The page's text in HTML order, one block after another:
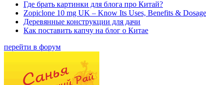
Где брать картинки для блога про Китай?
Zopiclone 10 mg UK – Know Its Uses, Benefits &
Деревянные конструкции для дачи
Как поставить капчу на блог о Китае
перейти в форум